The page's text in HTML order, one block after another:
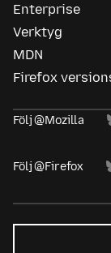
Enterprise
Verktyg
MDN
Firefox
Följ @Mozilla
Följ @Firefox